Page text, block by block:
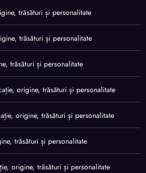
trăsături și personalitate
trăsături și personalitate
trăsături și personalitate
origine, trăsături și personalitate
origine, trăsături și personalitate
trăsături și personalitate
origine, trăsături și personalitate